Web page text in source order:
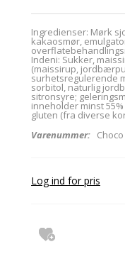
Ingredienser: Mørk
kakaosmør,
Indeni: Sukker,
(maissirup,
surhetsregulerende
sorbitol, naturlig
sitronsyre;
inneholder minst
gluten (fra diverse
Varenummer:
Log ind for pris